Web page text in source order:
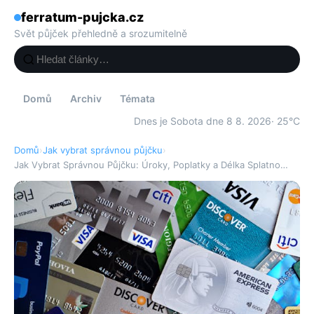
ferratum-pujcka.cz
Svět půjček přehledně a srozumitelně
Domů Archiv
Témata
Dnes je Sobota dne 8 8. 2026· 25°C
Domů›Jak vybrat správnou půjčku›
Jak Vybrat Správnou Půjčku: Úroky, Poplatky a Délka Splatno…